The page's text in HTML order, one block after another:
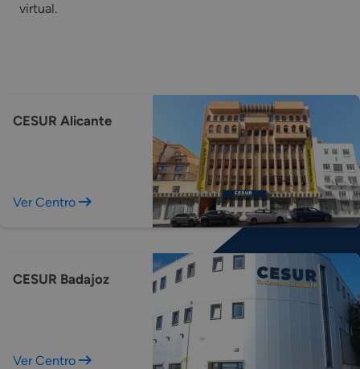
virtual.
CESUR Alicante
Ver Centro
CESUR Badajoz
Ver Centro